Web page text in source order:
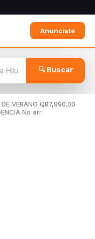
Anunciate
🔍 Buscar
DE VERANO Q87,990.00
No arr